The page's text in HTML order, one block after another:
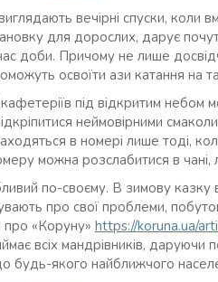
вечірні спуски, коли
для дорослих, дарує
доби. Причому не лише
освоїти ази катання на
кафетеріїв під відкритим
неймовірними
в номері лише тоді,
можна розслабитися в чані,
по-своєму. В зимову казку
про свої проблеми,
про «Коруну» https://koruna.ua/
всіх мандрівників, даруючи
будь-якого найближчого